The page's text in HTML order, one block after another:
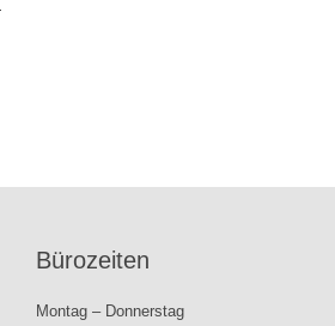
Bürozeiten
Montag – Donnerstag